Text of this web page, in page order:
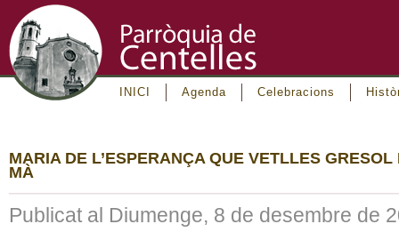
INICI Agenda Celebracions
MARIA DE L’ESPERANÇA QUE VETLLES GRESOL
MÀ
Publicat al Diumenge, 8 de desembre de